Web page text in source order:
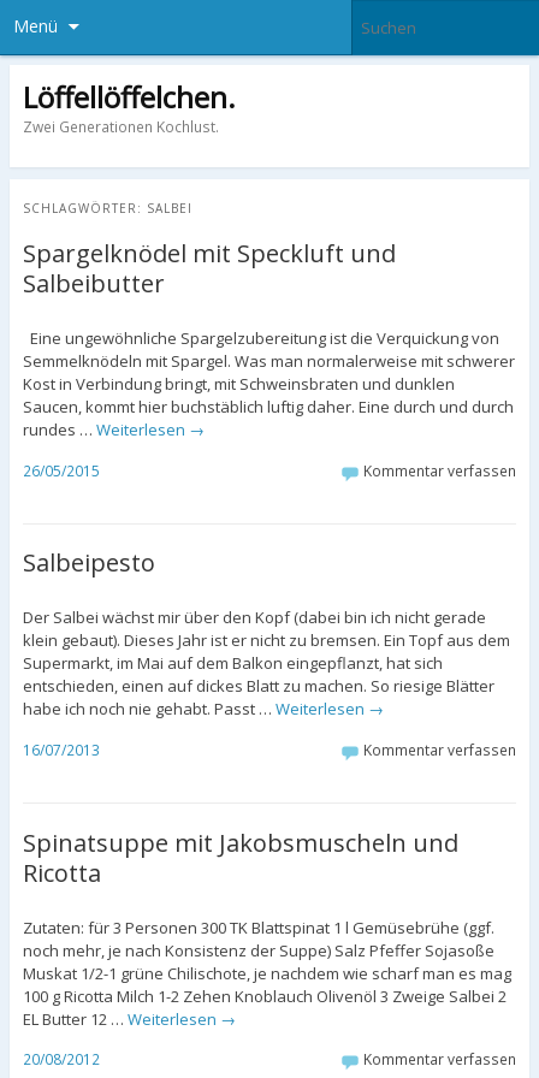
Menü
Löffellöffelchen.
Zwei Generationen Kochlust.
SCHLAGWÖRTER: SALBEI
Spargelknödel mit Speckluft und
Salbeibutter
Eine ungewöhnliche Spargelzubereitung ist die Verquickung von
Semmelknödeln mit Spargel. Was man normalerweise mit schwerer
Kost in Verbindung bringt, mit Schweinsbraten und dunklen
Saucen, kommt hier buchstäblich luftig daher. Eine durch und durch
rundes … Weiterlesen →
26/05/2015 Kommentar verfassen
Salbeipesto
Der Salbei wächst mir über den Kopf (dabei bin ich nicht gerade
klein gebaut). Dieses Jahr ist er nicht zu bremsen. Ein Topf aus dem
Supermarkt, im Mai auf dem Balkon eingepflanzt, hat sich
entschieden, einen auf dickes Blatt zu machen. So riesige Blätter
habe ich noch nie gehabt. Passt … Weiterlesen →
16/07/2013 Kommentar verfassen
Spinatsuppe mit Jakobsmuscheln und
Ricotta
Zutaten: für 3 Personen 300 TK Blattspinat 1 l Gemüsebrühe (ggf.
noch mehr, je nach Konsistenz der Suppe) Salz Pfeffer Sojasoße
Muskat 1/2-1 grüne Chilischote, je nachdem wie scharf man es mag
100 g Ricotta Milch 1-2 Zehen Knoblauch Olivenöl 3 Zweige Salbei 2
EL Butter 12 … Weiterlesen →
20/08/2012 Kommentar verfassen